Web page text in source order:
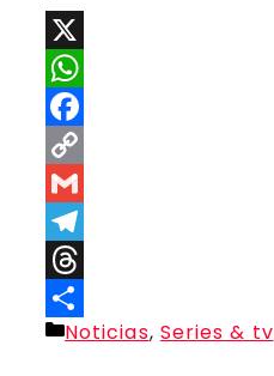
X
WhatsApp
Facebook
Copy
Link
Gmail
Telegram
Threads
Compartir
Categorías
Noticias, Series & tv